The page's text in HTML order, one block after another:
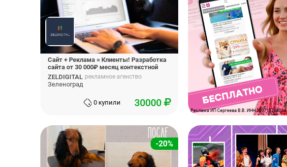
Сайт + Реклама = Клиенты! Разработка
сайта от 30 000₽ месяц контекстной
рекламы!
ZELDIGITAL рекламное агенство
Зеленоград
0 купили 30000
Реклама ИП Сергеева В.В. ИНН 500713764034
-20%